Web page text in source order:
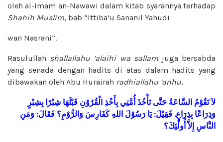
oleh al-Imam an-Nawawi dalam kitab syarahnya terhadap
Shahih Muslim, bab “Ittiba‘u Sananil Yahudi
wan Nasrani”.
Rasulullah shallallahu ‘alaihi wa sallamjuga bersabda
yang senada dengan hadits di atas dalam hadits yang
dibawakan oleh Abu Hurairah radhiallahu ‘anhu,
لاَ تَقُوْمُ السَّاعَةُ حَتَّى تَأْخُذَ أُمَّتِي بِأَخْذِ الْقُرُوْنِ قَبْلَهَا شِبْرًا بِشِبْرٍ
وَذِرَاعًا بِذِرَاعٍ. فَقِيْلَ:يَا رَسُوْلَ اللهِ كَفَارِسَ وَالرُّوْمِ؟ فَقَالَ: وَمَنِ
النَّاسِ إِلاَّ أُولَئِكَ؟